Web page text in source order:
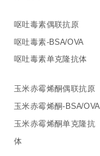
呕吐毒素偶联抗原
呕吐毒素-BSA/OVA
呕吐毒素单克隆抗体
玉米赤霉烯酮偶联抗原
玉米赤霉烯酮-BSA/OVA
玉米赤霉烯酮单克隆抗
体